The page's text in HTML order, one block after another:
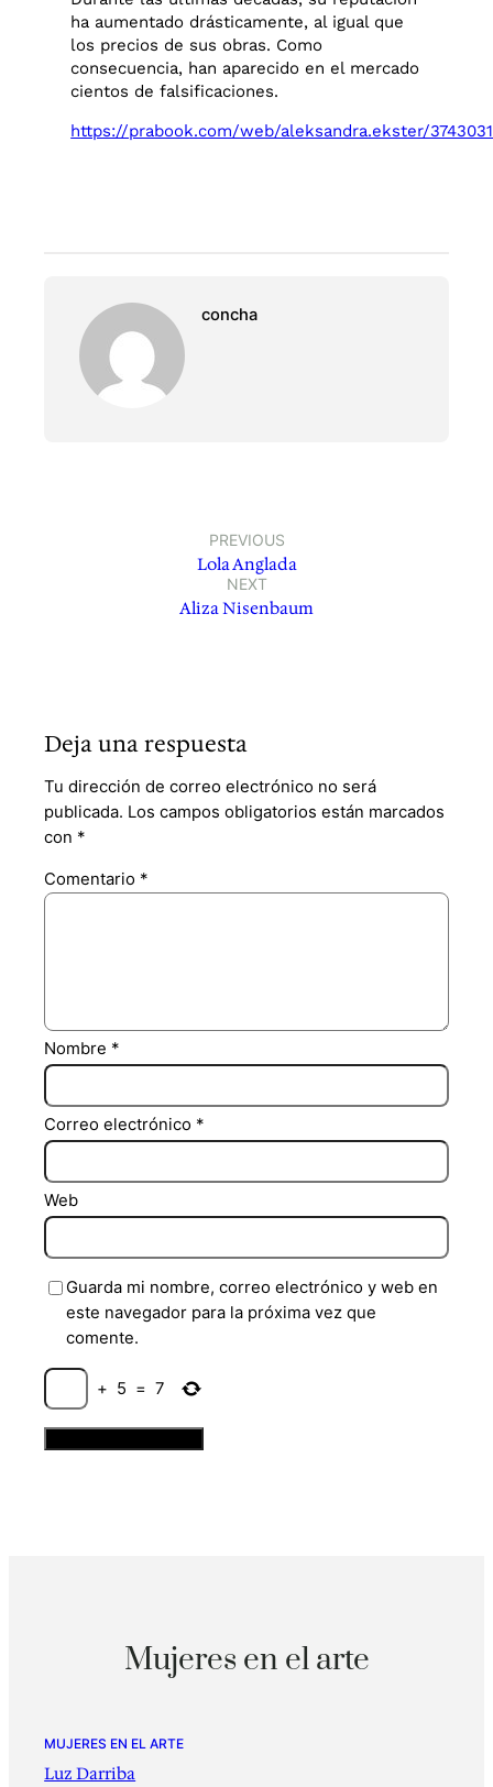
ha aumentado drásticamente, al igual que
los precios de sus obras. Como
consecuencia, han aparecido en el mercado
cientos de falsificaciones.
https://prabook.com/web/aleksandra.ekster/
concha
PREVIOUS
Lola Anglada
NEXT
Aliza Nisenbaum
Deja una respuesta
Tu dirección de correo electrónico no será
publicada. Los campos obligatorios están marcados
con *
Comentario *
Nombre *
Correo electrónico *
Web
Guarda mi nombre, correo electrónico y web en
este navegador para la próxima vez que
comente.
+ 5 = 7
Mujeres en el arte
MUJERES EN EL ARTE
Luz Darriba